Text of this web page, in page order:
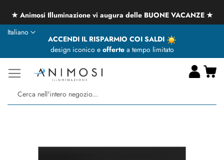
★ Animosi Illuminazione vi augura delle BUONE VACANZE ★
ACCENDI IL RISPARMIO COI SALDI
design iconico e offertea tempo limitato
Lingua
Italiano